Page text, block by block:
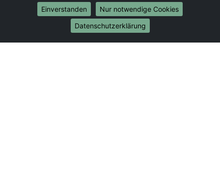
Umzug von Köln nach Münster
Internationale-Umzüge
Umzug von Köln nach Brasilien
Einverstanden
Nur notwendige Cookies
Datenschutzerklärung